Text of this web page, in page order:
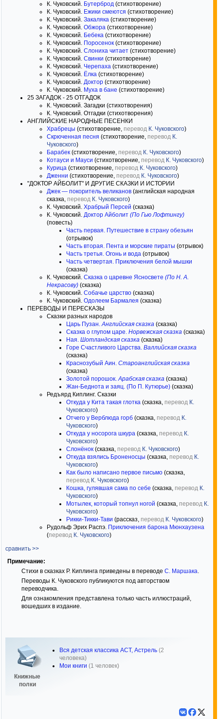
К. Чуковский. Бутерброд (стихотворение)
К. Чуковский. Ежики смеются (стихотворение)
К. Чуковский. Закаляка (стихотворение)
К. Чуковский. Обжора (стихотворение)
К. Чуковский. Бебека (стихотворение)
К. Чуковский. Поросенок (стихотворение)
К. Чуковский. Слониха читает (стихотворение)
К. Чуковский. Свинки (стихотворение)
К. Чуковский. Черепаха (стихотворение)
К. Чуковский. Ёлка (стихотворение)
К. Чуковский. Доктор (стихотворение)
К. Чуковский. Муха в бане (стихотворение)
25 ЗАГАДОК - 25 ОТГАДОК
К. Чуковский. Загадки (стихотворения)
К. Чуковский. Отгадки (стихотворения)
АНГЛИЙСКИЕ НАРОДНЫЕ ПЕСЕНКИ
Храбрецы (стихотворение, перевод К. Чуковского)
Скрюченная песня (стихотворение, перевод К.
Чуковского)
Барабек (стихотворение, перевод К. Чуковского)
Котауси и Мауси (стихотворение, перевод К. Чуковского)
Курица (стихотворение, перевод К. Чуковского)
Дженни (стихотворение, перевод К. Чуковского)
"ДОКТОР АЙБОЛИТ" И ДРУГИЕ СКАЗКИ И ИСТОРИИ
Джек — покоритель великанов (английская народная
сказка, перевод К. Чуковского)
К. Чуковский. Храбрый Персей (сказка)
К. Чуковский. Доктор Айболит (По Гью Лофтингу)
(повесть)
Часть первая. Путешествие в страну обезьян
(отрывок)
Часть вторая. Пента и морские пираты (отрывок)
Часть третья. Огонь и вода (отрывок)
Часть четвертая. Приключения белой мышки
(сказка)
К. Чуковский. Сказка о царевне Ясносвете (По Н. А.
Некрасову) (сказка)
К. Чуковский. Собачье царство (сказка)
К. Чуковский. Одолеем Бармалея (сказка)
ПЕРЕВОДЫ И ПЕРЕСКАЗЫ
Сказки разных народов
Царь Пузан.Английская сказка (сказка)
Сказка о глупом царе. Норвежская сказка (сказка)
Ная. Шотландская сказка (сказка)
Горе Счастливого Царства. Валлийская сказка
(сказка)
Краснозубый Аин. Староанглийская сказка
(сказка)
Золотой порошок.Арабская сказка (сказка)
Жан-Беднота и заяц. (По П. Кутюрье) (сказка)
Редъярд Киплинг. Сказки
Откуда у Кита такая глотка (сказка, перевод К.
Чуковского)
Отчего у Верблюда горб (сказка, перевод К.
Чуковского)
Откуда у носорога шкура (сказка, перевод К.
Чуковского)
Слонёнок (сказка, перевод К. Чуковского)
Откуда взялись Броненосцы (сказка, перевод К.
Чуковского)
Как было написано первое письмо (сказка,
перевод К. Чуковского)
Кошка, гулявшая сама по себе (сказка, перевод К.
Чуковского)
Мотылек, который топнул ногой (сказка, перевод К.
Чуковского)
Рикки-Тикки-Тави (рассказ, перевод К. Чуковского)
Рудольф Эрих Распэ. Приключения барона Мюнхаузена
(перевод К. Чуковского)
сравнить >>
Примечание:
Стихи в сказках Р. Киплинга приведены в переводе С. Маршака.
Переводы К. Чуковского публикуются под авторством
переводчика.
Для ознакомления представлена только часть иллюстраций,
вошедших в издание.
Книжные
полки
Вся детская классика АСТ, Астрель (2
человека)
Мои книги (1 человек)